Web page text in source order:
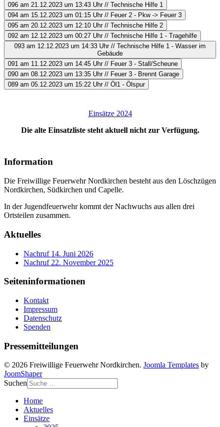
096 am 21.12.2023 um 13:43 Uhr // Technische Hilfe 1
094 am 15.12.2023 um 01:15 Uhr // Feuer 2 - Pkw -> Feuer 3
095 am 20.12.2023 um 12:10 Uhr // Technische Hilfe 2
092 am 12.12.2023 um 00:27 Uhr // Technische Hilfe 1 - Tragehilfe
093 am 12.12.2023 um 14:33 Uhr // Technische Hilfe 1 - Wasser im
Gebäude
091 am 11.12.2023 um 14:45 Uhr // Feuer 3 - Stall/Scheune
090 am 08.12.2023 um 13:35 Uhr // Feuer 3 - Brennt Garage
089 am 05.12.2023 um 15:22 Uhr // Öl1 - Ölspur
Einsätze 2024
Die alte Einsatzliste steht aktuell nicht zur Verfügung.
Information
Die Freiwillige Feuerwehr Nordkirchen besteht aus den Löschzügen
Nordkirchen, Südkirchen und Capelle.
In der Jugendfeuerwehr kommt der Nachwuchs aus allen drei
Ortsteilen zusammen.
Aktuelles
Nachruf 14. Juni 2026
Nachruf 22. November 2025
Seiteninformationen
Kontakt
Impressum
Datenschutz
Spenden
Pressemitteilungen
© 2026 Freiwillige Feuerwehr Nordkirchen. Joomla Templates by
JoomShaper
Suchen
Home
Aktuelles
Einsätze